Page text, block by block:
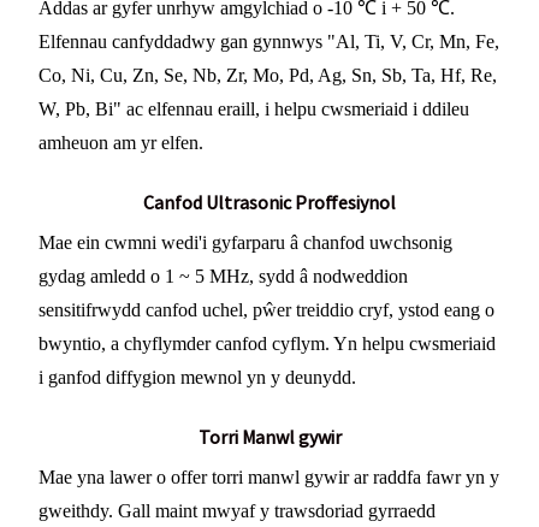
Addas ar gyfer unrhyw amgylchiad o -10 ℃ i + 50 ℃.
Elfennau canfyddadwy gan gynnwys "Al, Ti, V, Cr, Mn, Fe,
Co, Ni, Cu, Zn, Se, Nb, Zr, Mo, Pd, Ag, Sn, Sb, Ta, Hf, Re,
W, Pb, Bi" ac elfennau eraill, i helpu cwsmeriaid i ddileu
amheuon am yr elfen.
Canfod Ultrasonic Proffesiynol
Mae ein cwmni wedi'i gyfarparu â chanfod uwchsonig
gydag amledd o 1 ~ 5 MHz, sydd â nodweddion
sensitifrwydd canfod uchel, pŵer treiddio cryf, ystod eang o
bwyntio, a chyflymder canfod cyflym. Yn helpu cwsmeriaid
i ganfod diffygion mewnol yn y deunydd.
Torri Manwl gywir
Mae yna lawer o offer torri manwl gywir ar raddfa fawr yn y
gweithdy. Gall maint mwyaf y trawsdoriad gyrraedd